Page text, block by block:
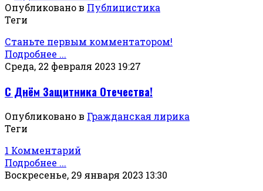
Опубликовано в Публицистика
Теги
Станьте первым комментатором!
Подробнее ...
Среда, 22 февраля 2023 19:27
С Днём Защитника Отечества!
Опубликовано в Гражданская лирика
Теги
1 Комментарий
Подробнее ...
Воскресенье, 29 января 2023 13:30